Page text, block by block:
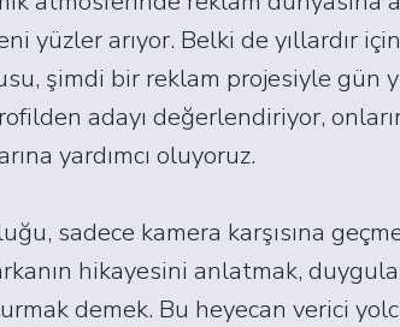
yüzler arıyor. Belki de yıllardır
şimdi bir reklam projesiyle gün
adayı değerlendiriyor,
yardımcı oluyoruz.
sadece kamera karşısına
hikayesini anlatmak,
demek. Bu heyecan verici